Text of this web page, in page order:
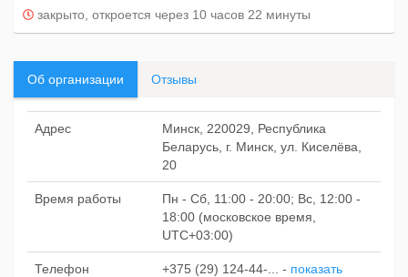
закрыто, откроется через 10 часов 22 минуты
Об организации Отзывы
Адрес
Минск, 220029, Республика
Беларусь, г. Минск, ул. Киселёва,
20
Время работы
Пн - Сб, 11:00 - 20:00; Вс, 12:00 -
18:00 (московское время,
UTC+03:00)
Телефон +375 (29) 124-44-... - показать